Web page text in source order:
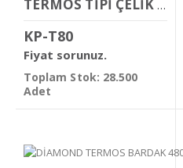
TERMOS TİPİ ÇELİK KUPA BARDAK 400 ML
KP-T80
Fiyat sorunuz.
Toplam Stok: 28.500
Adet